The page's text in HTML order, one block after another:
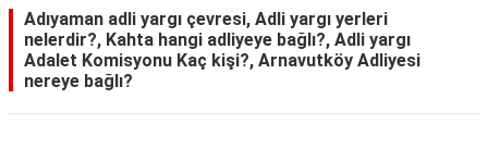
CİLT
BAKIMI
NEDİR
Adıyaman adli yargı çevresi, Adli yargı yerleri
nelerdir?, Kahta hangi adliyeye bağlı?, Adli yargı
Adalet Komisyonu Kaç kişi?, Arnavutköy Adliyesi
nereye bağlı?